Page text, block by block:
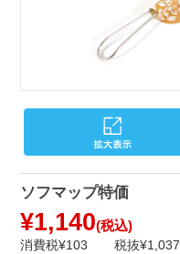
ソフマップ特価
¥1,140(税込)
消費税¥103 税抜¥1,037